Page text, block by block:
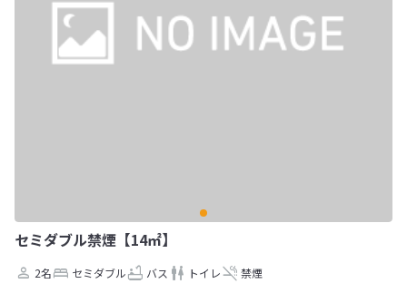
セミダブル禁煙【14㎡】
2名 セミダブル バス トイレ 禁煙